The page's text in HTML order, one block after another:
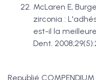
McLaren E,
zirconia :
est-il la
Dent.
Republié